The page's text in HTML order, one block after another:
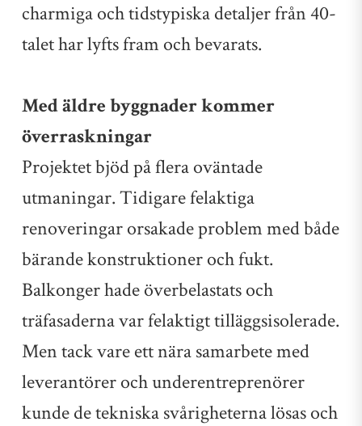
charmiga och tidstypiska detaljer från 40-
talet har lyfts fram och bevarats.
Med äldre byggnader kommer
överraskningar
Projektet bjöd på flera oväntade
utmaningar. Tidigare felaktiga
renoveringar orsakade problem med både
bärande konstruktioner och fukt.
Balkonger hade överbelastats och
träfasaderna var felaktigt tilläggsisolerade.
Men tack vare ett nära samarbete med
leverantörer och underentreprenörer
kunde de tekniska svårigheterna lösas och